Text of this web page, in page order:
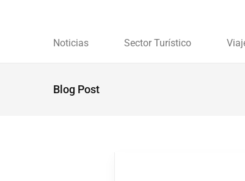
Noticias Sector Turístico
Blog Post